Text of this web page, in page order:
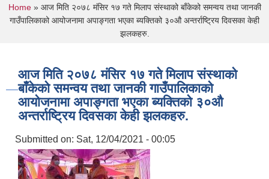
You are here
Home» आज मिति २०७८ मंसिर १७ गते मिलाप संस्थाको बाँकेको समन्वय तथा जानकी
गाउँपालिकाको आयोजनामा अपाङ्गता भएका ब्यक्तिको ३०औ अन्तर्राष्ट्रिय दिवसका केही
झलकहरु.
आज मिति २०७८ मंसिर १७ गते मिलाप संस्थाको
बाँकेको समन्वय तथा जानकी गाउँपालिकाको
आयोजनामा अपाङ्गता भएका ब्यक्तिको ३०औ
अन्तर्राष्ट्रिय दिवसका केही झलकहरु.
Submitted on: Sat, 12/04/2021 - 00:05